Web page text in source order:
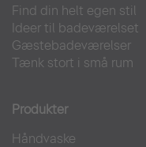
Find din helt egen stil
Ideer til badeværelset
Gæstebadeværelser
Tænk stort i små rum
Produkter
Håndvaske